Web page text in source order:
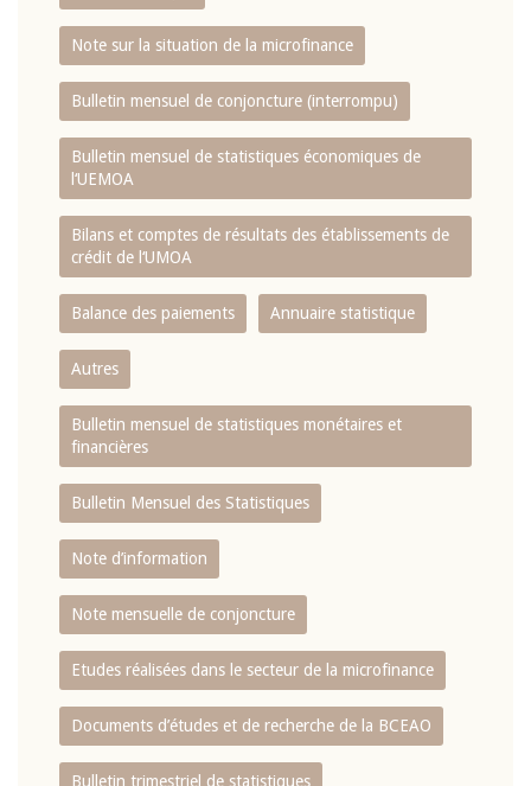
Note sur la situation de la microfinance
Bulletin mensuel de conjoncture (interrompu)
Bulletin mensuel de statistiques économiques de
l‘UEMOA
Bilans et comptes de résultats des établissements de
crédit de l‘UMOA
Balance des paiements Annuaire statistique
Autres
Bulletin mensuel de statistiques monétaires et
financières
Bulletin Mensuel des Statistiques
Note d’information
Note mensuelle de conjoncture
Etudes réalisées dans le secteur de la microfinance
Documents d’études et de recherche de la BCEAO
Bulletin trimestriel de statistiques